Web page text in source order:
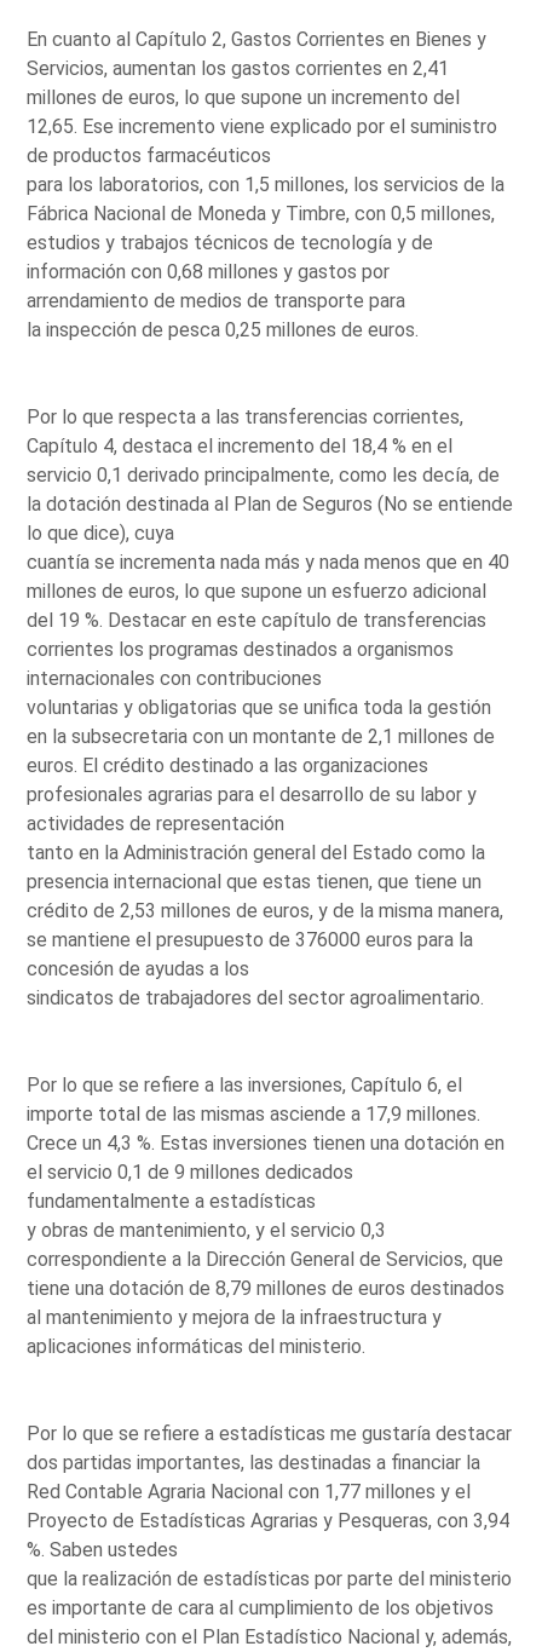
En cuanto al Capítulo 2, Gastos Corrientes en Bienes y
Servicios, aumentan los gastos corrientes en 2,41
millones de euros, lo que supone un incremento del
12,65. Ese incremento viene explicado por el suministro
de productos farmacéuticos
para los laboratorios, con 1,5 millones, los servicios de la
Fábrica Nacional de Moneda y Timbre, con 0,5 millones,
estudios y trabajos técnicos de tecnología y de
información con 0,68 millones y gastos por
arrendamiento de medios de transporte para
la inspección de pesca 0,25 millones de euros.
Por lo que respecta a las transferencias corrientes,
Capítulo 4, destaca el incremento del 18,4 % en el
servicio 0,1 derivado principalmente, como les decía, de
la dotación destinada al Plan de Seguros (No se entiende
lo que dice), cuya
cuantía se incrementa nada más y nada menos que en 40
millones de euros, lo que supone un esfuerzo adicional
del 19 %. Destacar en este capítulo de transferencias
corrientes los programas destinados a organismos
internacionales con contribuciones
voluntarias y obligatorias que se unifica toda la gestión
en la subsecretaria con un montante de 2,1 millones de
euros. El crédito destinado a las organizaciones
profesionales agrarias para el desarrollo de su labor y
actividades de representación
tanto en la Administración general del Estado como la
presencia internacional que estas tienen, que tiene un
crédito de 2,53 millones de euros, y de la misma manera,
se mantiene el presupuesto de 376000 euros para la
concesión de ayudas a los
sindicatos de trabajadores del sector agroalimentario.
Por lo que se refiere a las inversiones, Capítulo 6, el
importe total de las mismas asciende a 17,9 millones.
Crece un 4,3 %. Estas inversiones tienen una dotación en
el servicio 0,1 de 9 millones dedicados
fundamentalmente a estadísticas
y obras de mantenimiento, y el servicio 0,3
correspondiente a la Dirección General de Servicios, que
tiene una dotación de 8,79 millones de euros destinados
al mantenimiento y mejora de la infraestructura y
aplicaciones informáticas del ministerio.
Por lo que se refiere a estadísticas me gustaría destacar
dos partidas importantes, las destinadas a financiar la
Red Contable Agraria Nacional con 1,77 millones y el
Proyecto de Estadísticas Agrarias y Pesqueras, con 3,94
%. Saben ustedes
que la realización de estadísticas por parte del ministerio
es importante de cara al cumplimiento de los objetivos
del ministerio con el Plan Estadístico Nacional y, además,